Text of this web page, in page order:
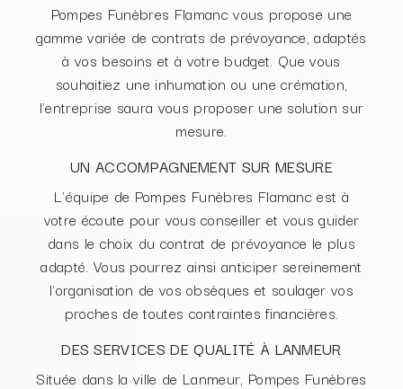
Pompes Funèbres Flamanc vous propose une
gamme variée de contrats de prévoyance, adaptés
à vos besoins et à votre budget. Que vous
souhaitiez une inhumation ou une crémation,
l'entreprise saura vous proposer une solution sur
mesure.
UN ACCOMPAGNEMENT SUR MESURE
L'équipe de Pompes Funèbres Flamanc est à
votre écoute pour vous conseiller et vous guider
dans le choix du contrat de prévoyance le plus
adapté. Vous pourrez ainsi anticiper sereinement
l'organisation de vos obsèques et soulager vos
proches de toutes contraintes financières.
DES SERVICES DE QUALITÉ À LANMEUR
Située dans la ville de Lanmeur, Pompes Funèbres